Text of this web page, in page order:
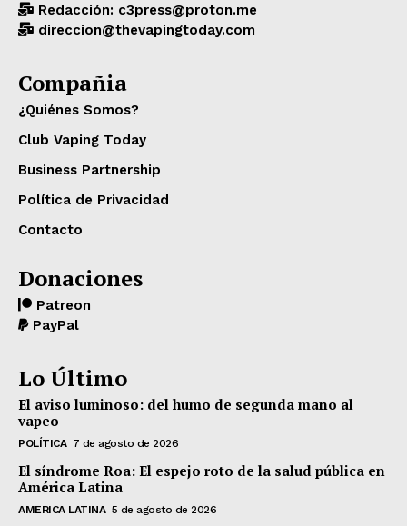
Redacción: c3press@proton.me
direccion@thevapingtoday.com
Compañia
¿Quiénes Somos?
Club Vaping Today
Business Partnership
Política de Privacidad
Contacto
Donaciones
Patreon
PayPal
Lo Último
El aviso luminoso: del humo de segunda mano al
vapeo
POLÍTICA 7 de agosto de 2026
El síndrome Roa: El espejo roto de la salud pública en
América Latina
AMERICA LATINA 5 de agosto de 2026